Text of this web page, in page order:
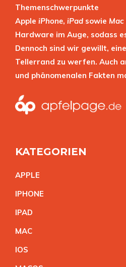
Themenschwerpunkte
Apple iPhone, iPad sowie Mac
Hardware im Auge, sodass
Dennoch sind wir gewillt,
Tellerrand zu werfen. Auch
und phänomenalen Fakten
KATEGORIEN
APPLE
IPHONE
IPAD
MAC
IOS